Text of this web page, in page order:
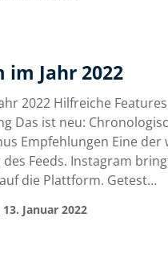
im Jahr 2022
2022 Hilfreiche
Das ist neu:
Empfehlungen Eine
Feeds. Instagram
die Plattform. Getest…
Januar 2022